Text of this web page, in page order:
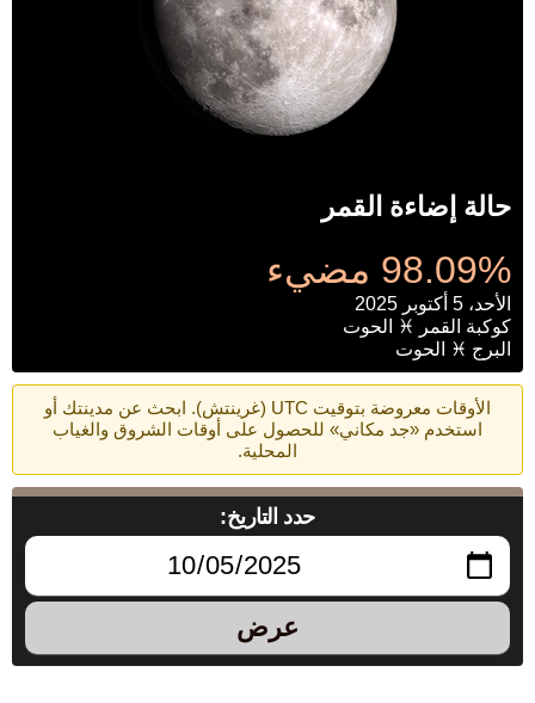
حالة إضاءة القمر
98.09% مضيء
الأحد، 5 أكتوبر 2025
كوكبة القمر ♓ الحوت
البرج ♓ الحوت
الأوقات معروضة بتوقيت UTC (غرينتش). ابحث عن مدينتك أو
استخدم «جد مكاني» للحصول على أوقات الشروق والغياب
المحلية.
حدد التاريخ:
عرض